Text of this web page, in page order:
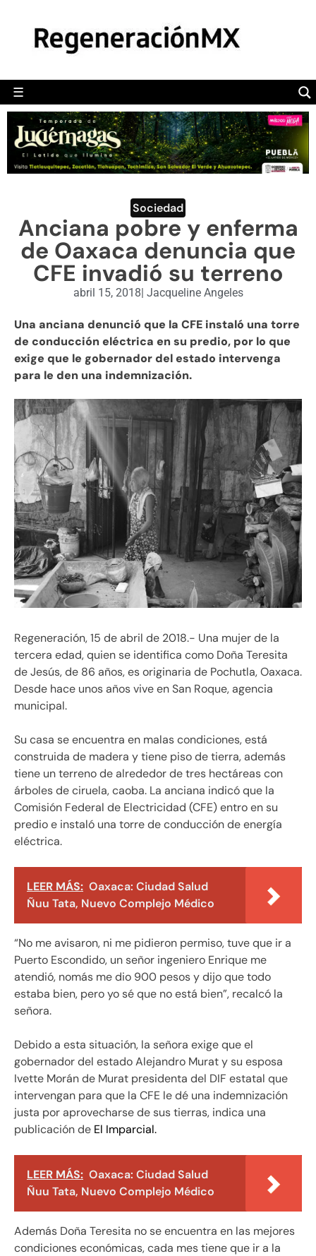
☰
POLÍTICA
CAMALEÓN
OPINIÓN
DEPORTES
ENGLISH SECTION
VIDEOS
Sociedad
Anciana pobre y enferma
de Oaxaca denuncia que
CFE invadió su terreno
abril 15, 2018| Jacqueline Angeles
Una anciana denunció que la CFE instaló una torre
de conducción eléctrica en su predio, por lo que
exige que le gobernador del estado intervenga
para le den una indemnización.
Regeneración, 15 de abril de 2018.- Una mujer de la
tercera edad, quien se identifica como Doña Teresita
de Jesús, de 86 años, es originaria de Pochutla, Oaxaca.
Desde hace unos años vive en San Roque, agencia
municipal.
Su casa se encuentra en malas condiciones, está
construida de madera y tiene piso de tierra, además
tiene un terreno de alrededor de tres hectáreas con
árboles de ciruela, caoba. La anciana indicó que la
Comisión Federal de Electricidad (CFE) entro en su
predio e instaló una torre de conducción de energía
eléctrica.
LEER MÁS: Oaxaca: Ciudad Salud
Ñuu Tata, Nuevo Complejo Médico
“No me avisaron, ni me pidieron permiso, tuve que ir a
Puerto Escondido, un señor ingeniero Enrique me
atendió, nomás me dio 900 pesos y dijo que todo
estaba bien, pero yo sé que no está bien”, recalcó la
señora.
Debido a esta situación, la señora exige que el
gobernador del estado Alejandro Murat y su esposa
Ivette Morán de Murat presidenta del DIF estatal que
intervengan para que la CFE le dé una indemnización
justa por aprovecharse de sus tierras, indica una
publicación de El Imparcial.
LEER MÁS: Oaxaca: Ciudad Salud
Ñuu Tata, Nuevo Complejo Médico
Además Doña Teresita no se encuentra en las mejores
condiciones económicas, cada mes tiene que ir a la